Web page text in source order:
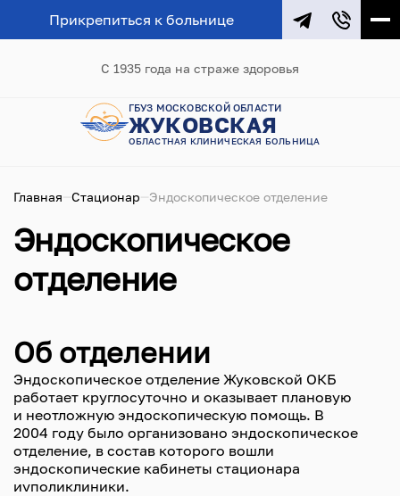
Прикрепиться к больнице
С 1935 года на страже здоровья
ГБУЗ МОСКОВСКОЙ ОБЛАСТИ
ЖУКОВСКАЯ
ОБЛАСТНАЯ КЛИНИЧЕСКАЯ БОЛЬНИЦА
Главная Стационар Эндоскопическое отделение
Эндоскопическое
отделение
Об отделении
Эндоскопическое отделение Жуковской ОКБ
работает круглосуточно и оказывает плановую
и неотложную эндоскопическую помощь. В
2004 году было организовано эндоскопическое
отделение, в состав которого вошли
эндоскопические кабинеты стационара
иvполиклиники.